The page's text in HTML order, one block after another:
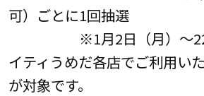
可）ごとに1回抽選
※1月2日（月）～22日
イティうめだ各店でご利用い
が対象です。